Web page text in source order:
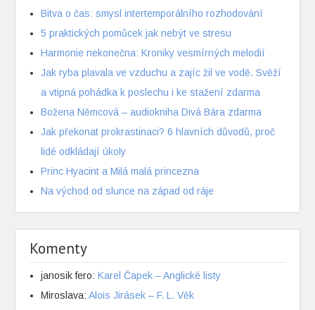
Bitva o čas: smysl intertemporálního rozhodování
5 praktických pomůcek jak nebýt ve stresu
Harmonie nekonečna: Kroniky vesmírných melodií
Jak ryba plavala ve vzduchu a zajíc žil ve vodě. Svěží
a vtipná pohádka k poslechu i ke stažení zdarma
Božena Němcová – audiokniha Divá Bára zdarma
Jak překonat prokrastinaci? 6 hlavních důvodů, proč
lidé odkládají úkoly
Princ Hyacint a Milá malá princezna
Na východ od slunce na západ od ráje
Komenty
janosik fero:Karel Čapek – Anglické listy
Miroslava:Alois Jirásek – F. L. Věk